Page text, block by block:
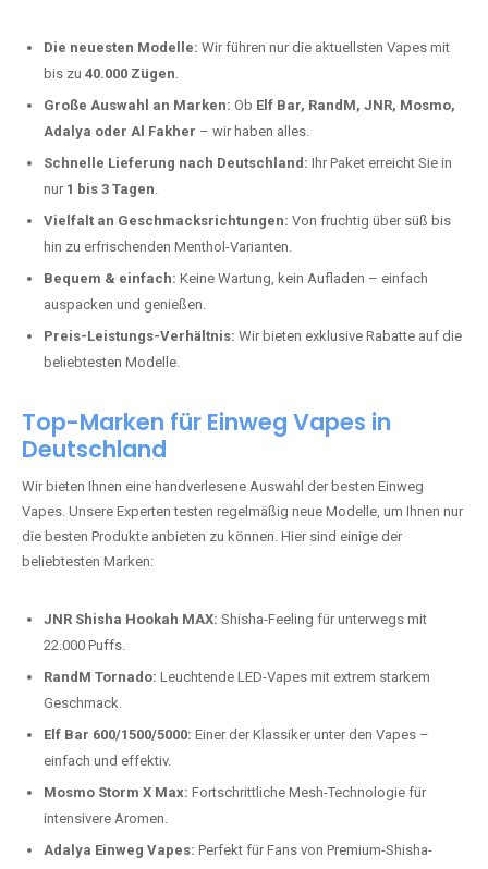
Die neuesten Modelle: Wir führen nur die aktuellsten Vapes mit
bis zu 40.000 Zügen.
Große Auswahl an Marken: Ob Elf Bar, RandM, JNR, Mosmo,
Adalya oder Al Fakher – wir haben alles.
Schnelle Lieferung nach Deutschland: Ihr Paket erreicht Sie in
nur 1 bis 3 Tagen.
Vielfalt an Geschmacksrichtungen: Von fruchtig über süß bis
hin zu erfrischenden Menthol-Varianten.
Bequem & einfach: Keine Wartung, kein Aufladen – einfach
auspacken und genießen.
Preis-Leistungs-Verhältnis: Wir bieten exklusive Rabatte auf die
beliebtesten Modelle.
Top-Marken für Einweg Vapes in
Deutschland
Wir bieten Ihnen eine handverlesene Auswahl der besten Einweg
Vapes. Unsere Experten testen regelmäßig neue Modelle, um Ihnen nur
die besten Produkte anbieten zu können. Hier sind einige der
beliebtesten Marken:
JNR Shisha Hookah MAX: Shisha-Feeling für unterwegs mit
22.000 Puffs.
RandM Tornado: Leuchtende LED-Vapes mit extrem starkem
Geschmack.
Elf Bar 600/1500/5000: Einer der Klassiker unter den Vapes –
einfach und effektiv.
Mosmo Storm X Max: Fortschrittliche Mesh-Technologie für
intensivere Aromen.
Adalya Einweg Vapes: Perfekt für Fans von Premium-Shisha-